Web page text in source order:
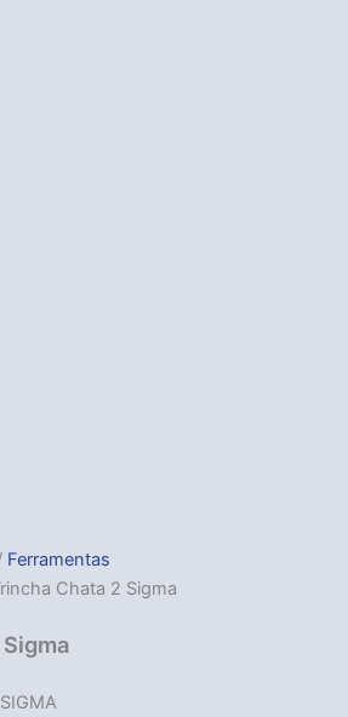
Ferramentas
Chata 2 Sigma